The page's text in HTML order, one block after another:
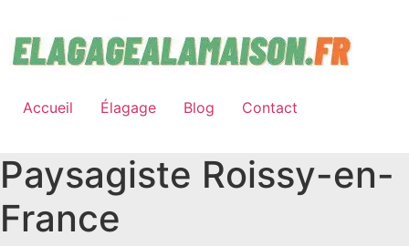
contenu
Accueil Élagage Blog Contact
Paysagiste Roissy-en-
France